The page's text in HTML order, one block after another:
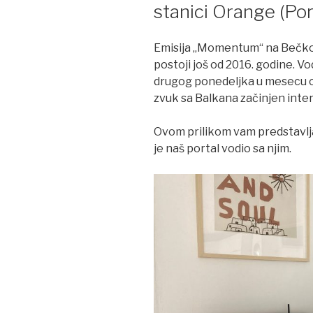
stanici Orange
Emisija „Momentum“ na
postoji još od 2016. godine.
drugog ponedeljka u mesecu
zvuk sa Balkana začinjen
Ovom prilikom vam
je naš portal vodio sa njim.